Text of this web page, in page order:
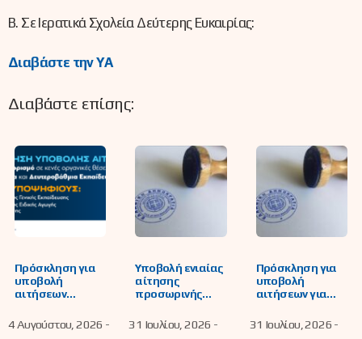
Β. Σε Ιερατικά Σχολεία Δεύτερης Ευκαιρίας:
Διαβάστε την ΥΑ
Διαβάστε επίσης:
Πρόσκληση για
υποβολή
αιτήσεων
εκπαιδευτικών
για μόνιμο
4 Αυγούστου, 2026 -
Υποβολή ενιαίας
αίτησης
προσωρινής
κάλυψης
λειτουργικών
31 Ιουλίου, 2026 -
Πρόσκληση για
υποβολή
αιτήσεων για
του
εβδομαδιαίου
31 Ιουλίου, 2026 -